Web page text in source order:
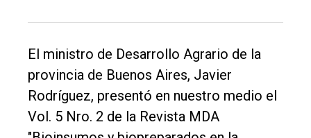
El ministro de Desarrollo Agrario de la
provincia de Buenos Aires, Javier
Rodríguez, presentó en nuestro medio el
Vol. 5 Nro. 2 de la Revista MDA